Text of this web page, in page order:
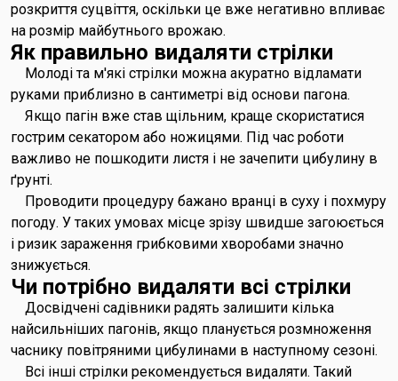
розкриття суцвіття, оскільки це вже негативно впливає
на розмір майбутнього врожаю.
Як правильно видаляти стрілки
Молоді та м'які стрілки можна акуратно відламати
руками приблизно в сантиметрі від основи пагона.
Якщо пагін вже став щільним, краще скористатися
гострим секатором або ножицями. Під час роботи
важливо не пошкодити листя і не зачепити цибулину в
ґрунті.
Проводити процедуру бажано вранці в суху і похмуру
погоду. У таких умовах місце зрізу швидше загоюється
і ризик зараження грибковими хворобами значно
знижується.
Чи потрібно видаляти всі стрілки
Досвідчені садівники радять залишити кілька
найсильніших пагонів, якщо планується розмноження
часнику повітряними цибулинами в наступному сезоні.
Всі інші стрілки рекомендується видаляти. Такий